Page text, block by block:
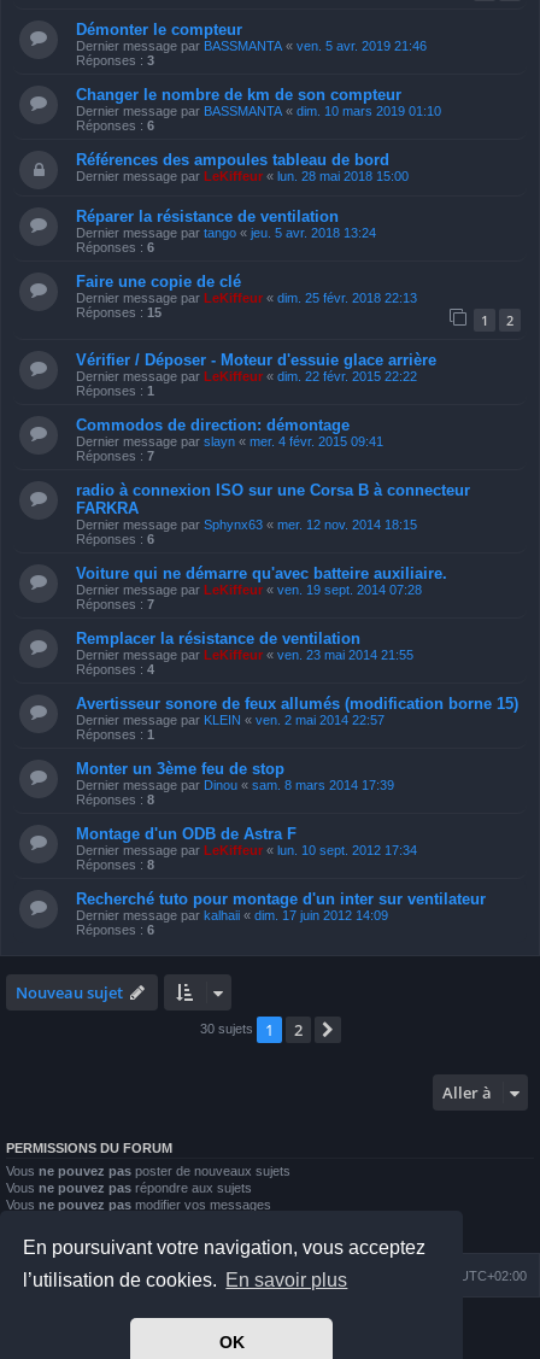
En poursuivant votre navigation, vous acceptez
l’utilisation de cookies. En savoir plus
OK
Démonter le compteur
Dernier message par BASSMANTA « ven. 5 avr. 2019 21:46
Réponses : 3
Changer le nombre de km de son compteur
Dernier message par BASSMANTA « dim. 10 mars 2019 01:10
Réponses : 6
Références des ampoules tableau de bord
Dernier message par LeKiffeur « lun. 28 mai 2018 15:00
Réparer la résistance de ventilation
Dernier message par tango « jeu. 5 avr. 2018 13:24
Réponses : 6
Faire une copie de clé
Dernier message par LeKiffeur « dim. 25 févr. 2018 22:13
Réponses : 15 1 2
Vérifier / Déposer - Moteur d'essuie glace arrière
Dernier message par LeKiffeur « dim. 22 févr. 2015 22:22
Réponses : 1
Commodos de direction: démontage
Dernier message par slayn « mer. 4 févr. 2015 09:41
Réponses : 7
radio à connexion ISO sur une Corsa B à connecteur
FARKRA
Dernier message par Sphynx63 « mer. 12 nov. 2014 18:15
Réponses : 6
Voiture qui ne démarre qu'avec batteire auxiliaire.
Dernier message par LeKiffeur « ven. 19 sept. 2014 07:28
Réponses : 7
Remplacer la résistance de ventilation
Dernier message par LeKiffeur « ven. 23 mai 2014 21:55
Réponses : 4
Avertisseur sonore de feux allumés (modification borne 15)
Dernier message par KLEIN « ven. 2 mai 2014 22:57
Réponses : 1
Monter un 3ème feu de stop
Dernier message par Dinou « sam. 8 mars 2014 17:39
Réponses : 8
Montage d'un ODB de Astra F
Dernier message par LeKiffeur « lun. 10 sept. 2012 17:34
Réponses : 8
Recherché tuto pour montage d'un inter sur ventilateur
Dernier message par kalhaii « dim. 17 juin 2012 14:09
Réponses : 6
Nouveau sujet
30 sujets 1 2
Aller à
PERMISSIONS DU FORUM
Vous ne pouvez pas poster de nouveaux sujets
Vous ne pouvez pas répondre aux sujets
Vous ne pouvez pas modifier vos messages
Vous
ne pouvez pas joindre des fichiers
Index du forum UTC+02:00
Nous contacter
Développé parphpBB® Forum Software © phpBB Limited
Prosilver Dark Edition by